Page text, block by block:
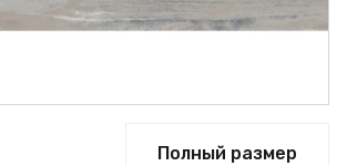
Полный размер